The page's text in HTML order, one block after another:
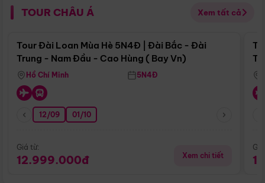
TOUR CHÂU Á Xem tất cả
Điểm nổi bật
Tour Đài Loan Mùa Hè 5N4Đ | Đài Bắc - Đài
Trung - Nam Đầu - Cao Hùng ( Bay Vn)
Hồ Chí Minh 5N4Đ
12/09 01/10
Giá từ:
12.999.000đ Xem chi tiết